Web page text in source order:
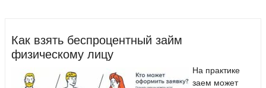
Как взять беспроцентный займ
физическому лицу
На практике
заем может